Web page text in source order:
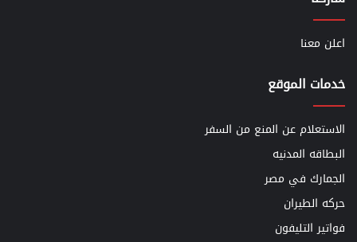
اعلن معنا
خدمات الموقع
الاستعلام عن المنع من السفر
البطاقه المدنيه
الجمارك في مصر
حركه الطيران
فواتير التليفون